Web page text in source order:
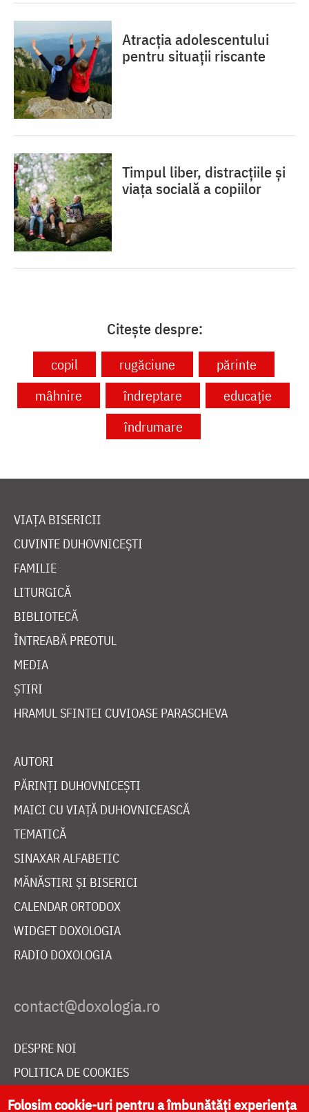
Atracția adolescentului
pentru situații riscante
Timpul liber, distracțiile și
viața socială a copiilor
Citește despre:
copil rugăciune
părinte
mâhnire
îndreptare
educație
îndrumare
VIAȚA BISERICII
CUVINTE DUHOVNICEȘTI
FAMILIE
LITURGICĂ
BIBLIOTECĂ
ÎNTREABĂ PREOTUL
MEDIA
ȘTIRI
HRAMUL SFINTEI CUVIOASE PARASCHEVA
AUTORI
PĂRINȚI DUHOVNICEȘTI
MAICI CU VIAȚĂ DUHOVNICEASCĂ
TEMATICĂ
SINAXAR ALFABETIC
MĂNĂSTIRI ȘI BISERICI
CALENDAR ORTODOX
WIDGET DOXOLOGIA
RADIO DOXOLOGIA
DESPRE NOI
POLITICA DE COOKIES
DONEAZĂ ONLINE PENTRU CATEDRALA NAȚIONALĂ
Folosim cookie-uri pentru a îmbunătăți experiența